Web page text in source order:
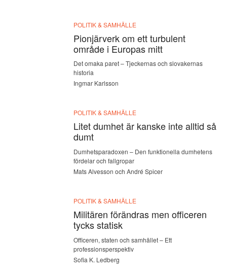
POLITIK & SAMHÄLLE
Pionjärverk om ett turbulent
område i Europas mitt
Det omaka paret – Tjeckernas och slovakernas
historia
Ingmar Karlsson
POLITIK & SAMHÄLLE
Litet dumhet är kanske inte alltid så
dumt
Dumhetsparadoxen – Den funktionella dumhetens
fördelar och fallgropar
Mats Alvesson och André Spicer
POLITIK & SAMHÄLLE
Militären förändras men officeren
tycks statisk
Officeren, staten och samhället – Ett
professionsperspektiv
Sofia K. Ledberg